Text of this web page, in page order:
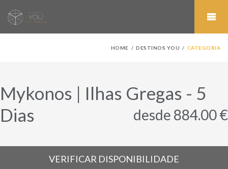
HOME DESTINOS YOU CATEGORIA
Mykonos | Ilhas Gregas - 5
Dias
desde 884.00 €
VERIFICAR DISPONIBILIDADE